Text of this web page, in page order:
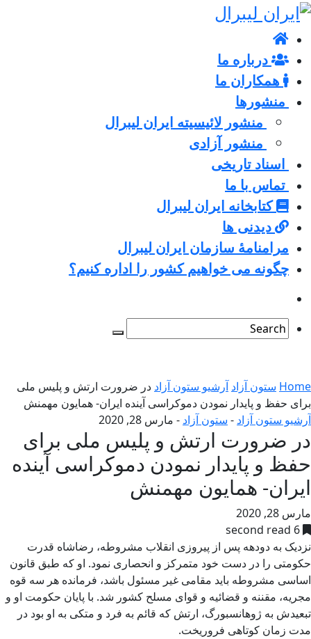
درباره ما
همکاران ما
منشورها
منشور لائیسیته ایران لیبرال
منشور آزادی
اسناد تاریخی
تماس با ما
کتابخانه ایران لیبرال
دیدنی ها
مرامنامۀ سازمان ایران لیبرال
چگونه می خواهیم کشور را اداره کنیم؟
Home ستون آزاد آرشیو ستون آزاد در ضرورت ارتش و پلیس ملی
برای حفظ و پایدار نمودن دموکراسی آینده ایران- همایون مهمنش
آرشیو ستون آزاد - ستون آزاد - مارس 28, 2020
در ضرورت ارتش و پلیس ملی برای
حفظ و پایدار نمودن دموکراسی آینده
ایران- همایون مهمنش
مارس 28, 2020
6 second read
نزدیک به دودهه پس از پیروزی انقلاب مشروطه، رضاشاه قدرت
حکومتی را در دست خود متمرکز و انحصاری نمود. او که طبق قانون
اساسی مشروطه باید مقامی غیر مسئول باشد، فرمانده هر سه قوه
مجریه، مقننه و قضائیه و قوای مسلح کشور شد. با پایان حکومت او و
تبعیدش به ژوهانسبورگ، ارتش که قائم به فرد و متکی به او بود در
مدت زمان کوتاهی فروریخت.